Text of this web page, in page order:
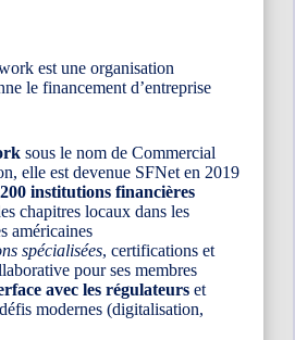
est une organisation
le financement d’entreprise
sous le nom de Commercial
elle est devenue SFNet en 2019
200 institutions financières
chapitres locaux dans les
américaines
spécialisées, certifications et
pour ses membres
avec les régulateurs et
modernes (digitalisation,